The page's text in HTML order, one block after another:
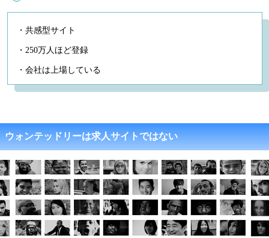
・共感型サイト
・250万人ほど登録
・会社は上場している
ウォンテッドリーは求人サイトではない